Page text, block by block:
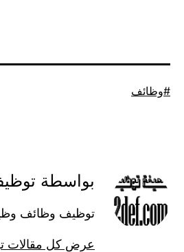
موسوم
وظائف
بواسطة
توظيف وظائف
عرض كل مقالات